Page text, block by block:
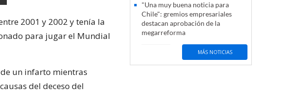
2001 y 2002 y tenía la
para jugar el Mundial
un infarto mientras
del deceso del
"Una muy buena noticia para
Chile": gremios empresariales
destacan aprobación de la
megarreforma
MÁS NOTICIAS